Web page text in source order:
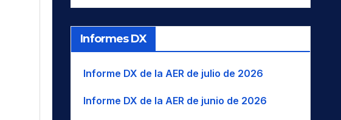
Informes DX
Informe DX de la AER de julio de 2026
Informe DX de la AER de junio de 2026